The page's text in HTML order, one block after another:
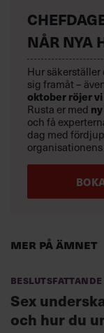
Mer på ämnet
Beslutsfattande
Sex
och hur du
NÅR NYA
Hur
sig framåt –
oktoberröjer
Rusta er med
och få
dag med